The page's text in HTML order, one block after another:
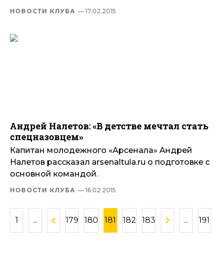
НОВОСТИ КЛУБА — 17.02.2015
Андрей Налетов: «В детстве мечтал стать
спецназовцем»
Капитан молодежного «Арсенала» Андрей
Налетов рассказал arsenaltula.ru о подготовке с
основной командой.
НОВОСТИ КЛУБА — 16.02.2015
1 ... 179 180 181 182 183 ... 191